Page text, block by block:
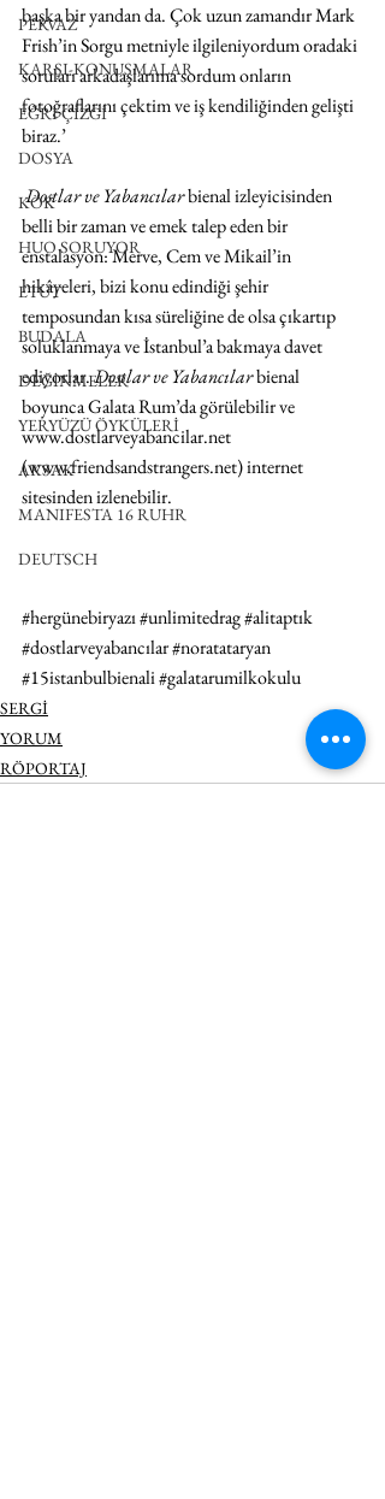
PERVAZ
KARŞI-KONUŞMALAR
EĞRİ ÇİZGİ
DOSYA
KÖK
HUO SORUYOR
ETÜT
BUDALA
DEĞİNMELER
YERYÜZÜ ÖYKÜLERİ
AKSAK
MANIFESTA 16 RUHR
DEUTSCH
başka bir yandan da. Çok uzun zamandır Mark
Frish’in Sorgu metniyle ilgileniyordum oradaki
soruları arkadaşlarıma sordum onların
fotoğraflarını çektim ve iş kendiliğinden gelişti
biraz.’
Dostlar ve Yabancılar bienal izleyicisinden
belli bir zaman ve emek talep eden bir
enstalasyon: Merve, Cem ve Mikail’in
hikâyeleri, bizi konu edindiği şehir
temposundan kısa süreliğine de olsa çıkartıp
soluklanmaya ve İstanbul’a bakmaya davet
ediyorlar. Dostlar ve Yabancılar bienal
boyunca Galata Rum’da görülebilir ve
www.dostlarveyabancilar.net
(www.friendsandstrangers.net) internet
sitesinden izlenebilir.
#hergünebiryazı#unlimitedrag#alitaptık
#dostlarveyabancılar#noratataryan
#15istanbulbienali#galatarumilkokulu
SERGİ
YORUM
RÖPORTAJ